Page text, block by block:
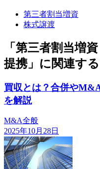
第三者割当増資
株式譲渡
「第三者割当増
提携」に関連す
買収とは？合併や
を解説
M&A全般
2025年10月28日